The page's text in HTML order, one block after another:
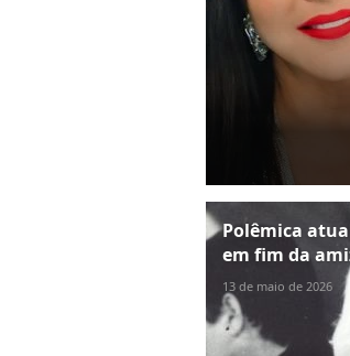
Polêmica
em fim da
13 de maio de 2026